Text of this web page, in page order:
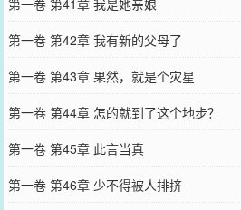
第一卷 第42章 我有新的父母了
第一卷 第43章 果然，就是个灾星
第一卷 第44章 怎的就到了这个地步？
第一卷 第45章 此言当真
第一卷 第46章 少不得被人排挤